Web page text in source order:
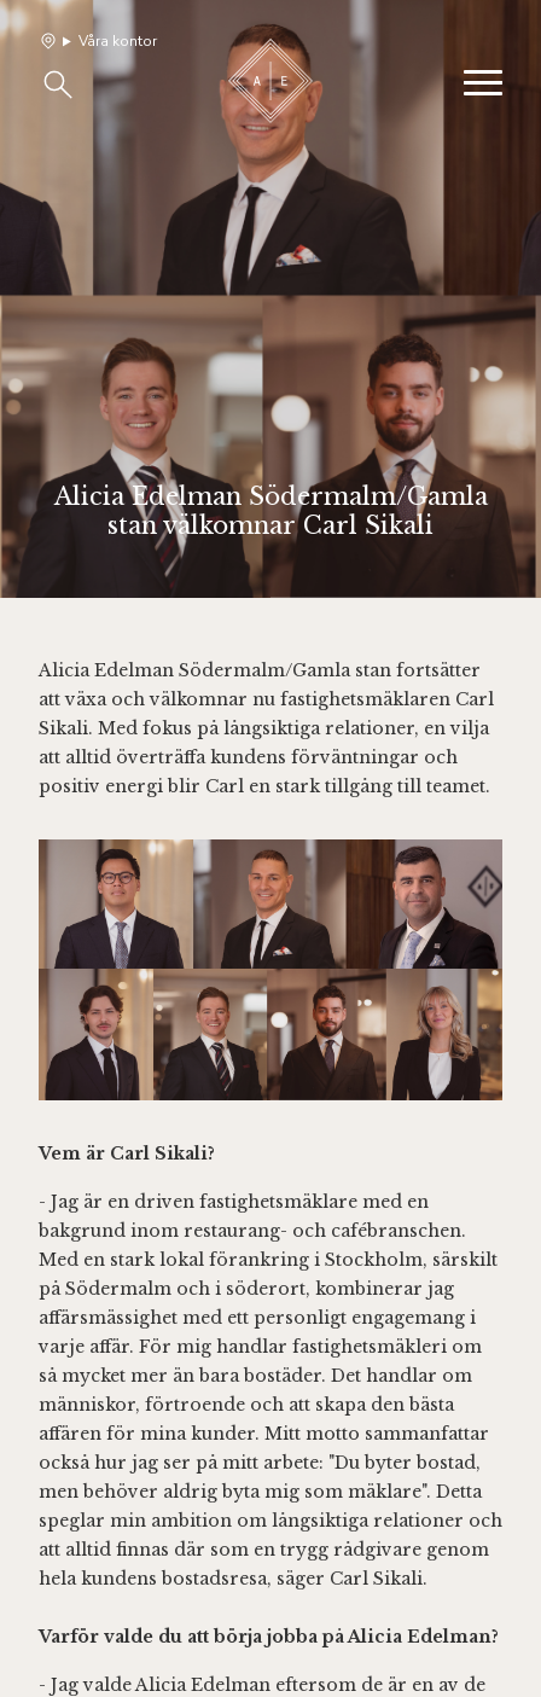
Våra hem
Sälj med oss
Bevakning
Franchise
Om oss
Vårt team
Jobba med oss
Våra kontor
Alicia Edelman Södermalm/Gamla
stan välkomnar Carl Sikali
Alicia Edelman Södermalm/Gamla stan fortsätter
att växa och välkomnar nu fastighetsmäklaren Carl
Sikali. Med fokus på långsiktiga relationer, en vilja
att alltid överträffa kundens förväntningar och
positiv energi blir Carl en stark tillgång till teamet.
Vem är Carl Sikali?
- Jag är en driven fastighetsmäklare med en
bakgrund inom restaurang- och cafébranschen.
Med en stark lokal förankring i Stockholm, särskilt
på Södermalm och i söderort, kombinerar jag
affärsmässighet med ett personligt engagemang i
varje affär. För mig handlar fastighetsmäkleri om
så mycket mer än bara bostäder. Det handlar om
människor, förtroende och att skapa den bästa
affären för mina kunder. Mitt motto sammanfattar
också hur jag ser på mitt arbete: "Du byter bostad,
men behöver aldrig byta mig som mäklare". Detta
speglar min ambition om långsiktiga relationer och
att alltid finnas där som en trygg rådgivare genom
hela kundens bostadsresa, säger Carl Sikali.
Varför valde du att börja jobba på Alicia Edelman?
- Jag valde Alicia Edelman eftersom de är en av de